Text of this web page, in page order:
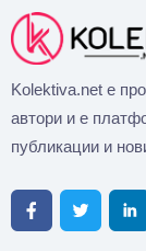
Kolektiva.net е
автори и е
публикации и